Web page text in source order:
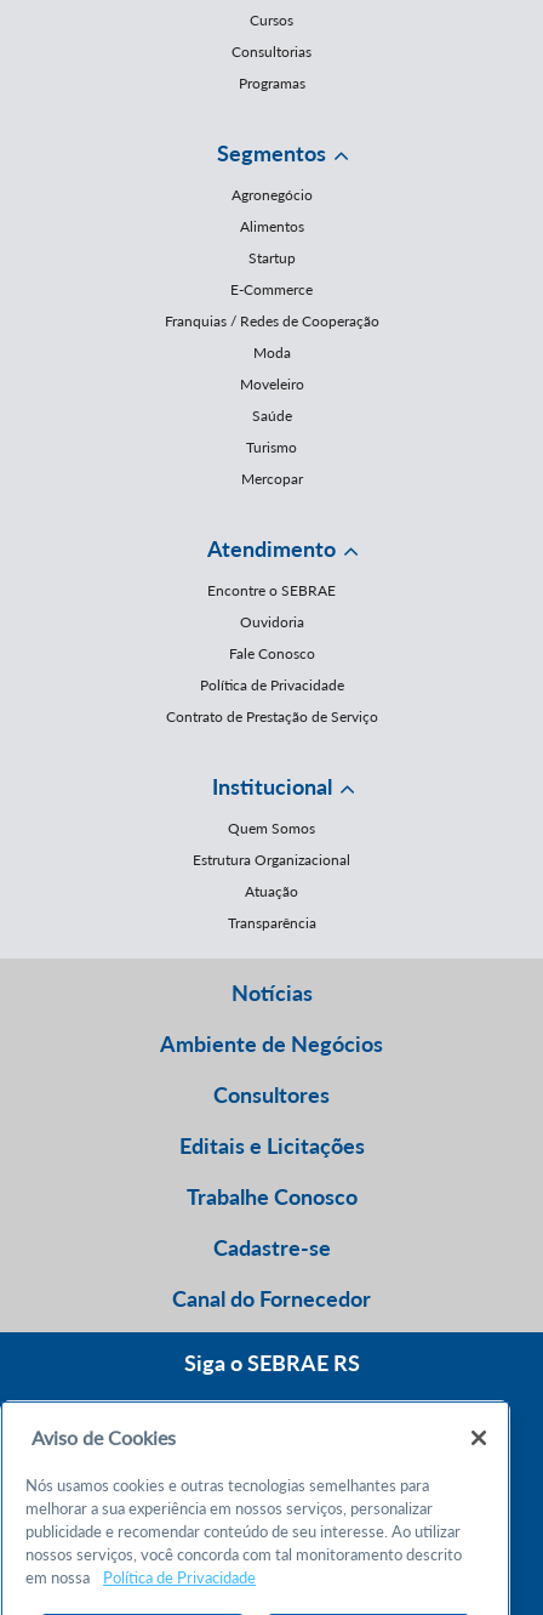
Cursos
Consultorias
Programas
Segmentos
Agronegócio
Alimentos
Startup
E-Commerce
Franquias / Redes de Cooperação
Moda
Moveleiro
Saúde
Turismo
Mercopar
Atendimento
Encontre o SEBRAE
Ouvidoria
Fale Conosco
Política de Privacidade
Contrato de Prestação de Serviço
Institucional
Quem Somos
Estrutura Organizacional
Atuação
Transparência
Notícias
Ambiente de Negócios
Consultores
Editais e Licitações
Trabalhe Conosco
Cadastre-se
Canal do Fornecedor
Siga o SEBRAE RS
Atendimento 24h
Chame no WhatsApp
Aviso de Cookies
Nós usamos cookies e outras tecnologias semelhantes para
melhorar a sua experiência em nossos serviços, personalizar
publicidade e recomendar conteúdo de seu interesse. Ao utilizar
nossos serviços, você concorda com tal monitoramento descrito
em nossa
Política de Privacidade